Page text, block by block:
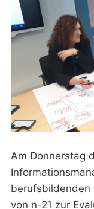
Am Donnerstag
berufsbildenden
von n-21 zur